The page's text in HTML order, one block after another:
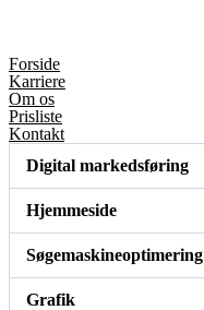
Forside
Karriere
Om os
Prisliste
Kontakt
Digital markedsføring
Hjemmeside
Søgemaskineoptimering
Grafik